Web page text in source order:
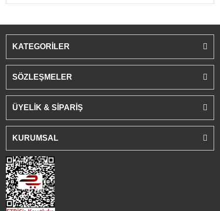
KATEGORİLER
SÖZLEŞMELER
ÜYELİK & SİPARİŞ
KURUMSAL